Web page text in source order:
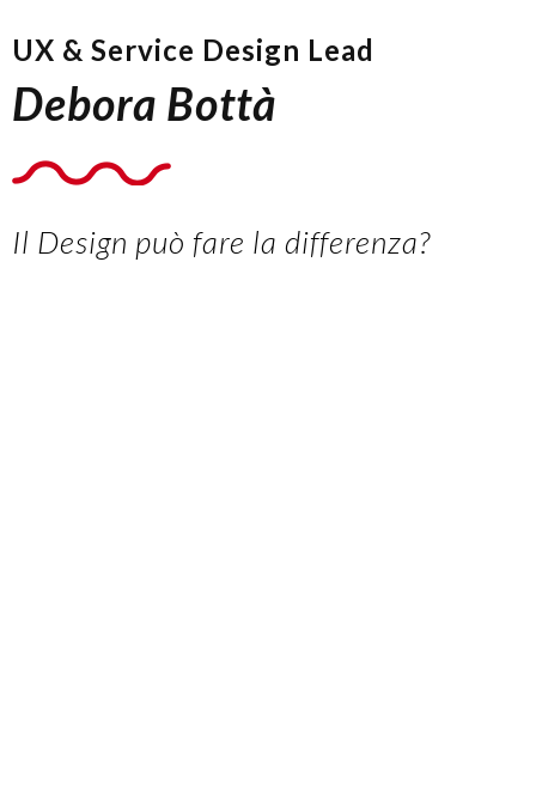
UX & Service Design Lead
Debora Bottà
Il Design può fare la differenza?